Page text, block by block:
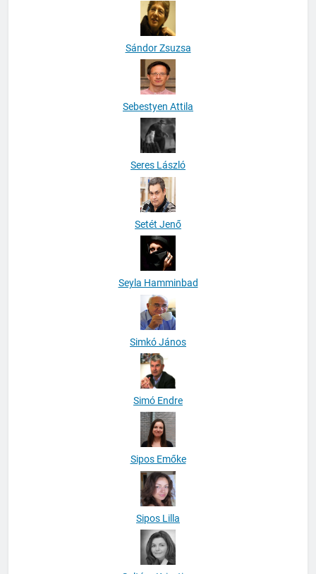
Sándor Zsuzsa
Sebestyen Attila
Seres László
Setét Jenő
Seyla Hamminbad
Simkó János
Simó Endre
Sipos Emőke
Sipos Lilla